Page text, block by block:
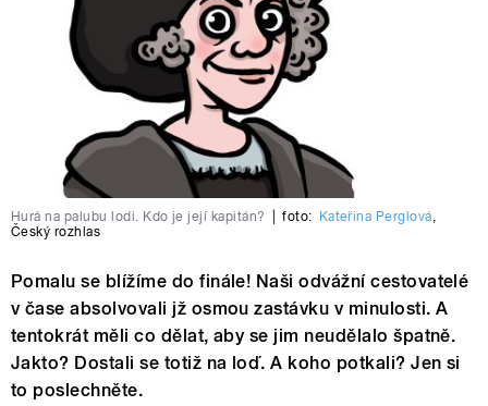
Hurá na palubu lodi. Kdo je její kapitán? foto: Kateřina Perglová
Český rozhlas
Pomalu se blížíme do finále! Naši odvážní cestovatelé
v čase absolvovali jž osmou zastávku v minulosti. A
tentokrát měli co dělat, aby se jim neudělalo špatně.
Jakto? Dostali se totiž na loď. A koho potkali? Jen si
to poslechněte.